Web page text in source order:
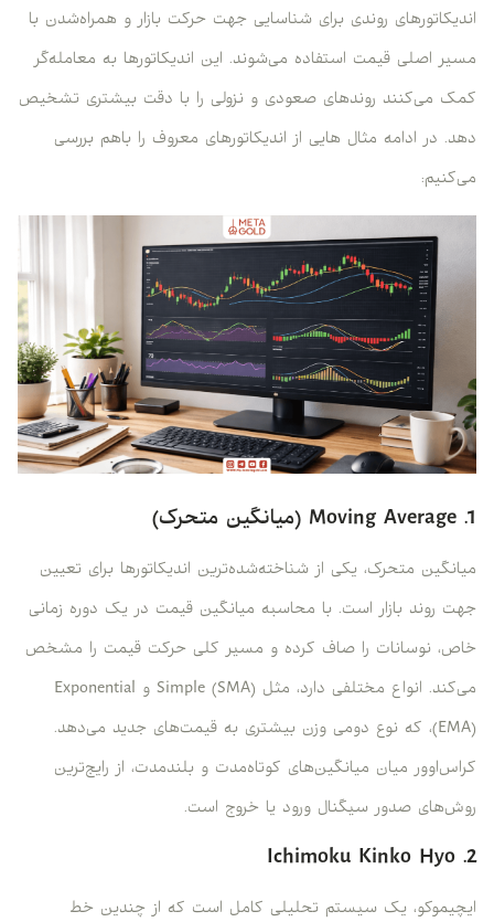
اندیکاتورهای روندی برای شناسایی جهت حرکت بازار و همراه‌شدن با
مسیر اصلی قیمت استفاده می‌شوند. این اندیکاتورها به معامله‌گر
کمک می‌کنند روندهای صعودی و نزولی را با دقت بیشتری تشخیص
دهد. در ادامه مثال هایی از اندیکاتورهای معروف را باهم بررسی
می‌کنیم:
1. Moving Average (میانگین متحرک)
میانگین متحرک، یکی از شناخته‌شده‌ترین اندیکاتورها برای تعیین
جهت روند بازار است. با محاسبه میانگین قیمت در یک دوره زمانی
خاص، نوسانات را صاف کرده و مسیر کلی حرکت قیمت را مشخص
می‌کند. انواع مختلفی دارد، مثل Simple (SMA) و Exponential
(EMA)، که نوع دومی وزن بیشتری به قیمت‌های جدید می‌دهد.
کراس‌اوور میان میانگین‌های کوتاه‌مدت و بلندمدت، از رایج‌ترین
روش‌های صدور سیگنال ورود یا خروج است.
2. Ichimoku Kinko Hyo
ایچیموکو، یک سیستم تحلیلی کامل است که از چندین خط